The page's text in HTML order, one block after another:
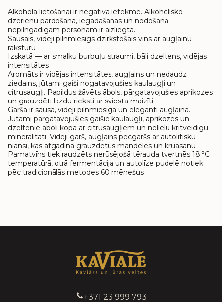
Alkohola lietošanai ir negatīva ietekme. Alkoholisko
dzērienu pārdošana, iegādāšanās un nodošana
nepilngadīgām personām ir aizliegta.
Sausais, vidēji pilnmiesīgs dzirkstošais vīns ar augļainu
raksturu
Izskatā — ar smalku burbuļu straumi, bāli dzeltens, vidējas
intensitātes
Aromāts ir vidējas intensitātes, augļains un nedaudz
ziedains, jūtami gaiši nogatavojušies kaulaugļi un
citrusaugļi. Papildus žāvēts ābols, pārgatavojušies aprikozes
un grauzdēti lazdu rieksti ar sviesta maizīti
Garša ir sausa, vidēji pilnmiesīga un eleganti augļaina.
Jūtami pārgatavojušies gaišie kaulaugļi, aprikozes un
dzeltenie āboli kopā ar citrusaugļiem un nelielu krītveidīgu
mineralitāti. Vidēji garš, augļains pēcgaršs ar autolītisku
niansi, kas atgādina grauzdētus mandeles un kruasānu
Pamatvīns tiek raudzēts nerūsējošā tērauda tvertnēs 18 °C
temperatūrā, otrā fermentācija un autolīze pudelē notiek
pēc tradicionālās metodes 60 mēnešus
+371 23 999 793